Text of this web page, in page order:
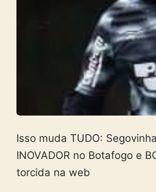
Isso muda TUDO:
INOVADOR no Botafogo e
torcida na web